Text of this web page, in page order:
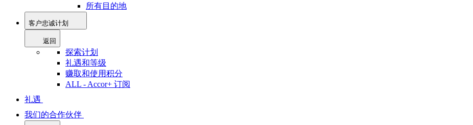
所有目的地
客户忠诚计划
返回
探索计划
礼遇和等级
赚取和使用积分
ALL - Accor+ 订阅
礼遇
我们的合作伙伴